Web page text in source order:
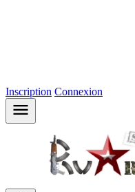
Inscription Connexion